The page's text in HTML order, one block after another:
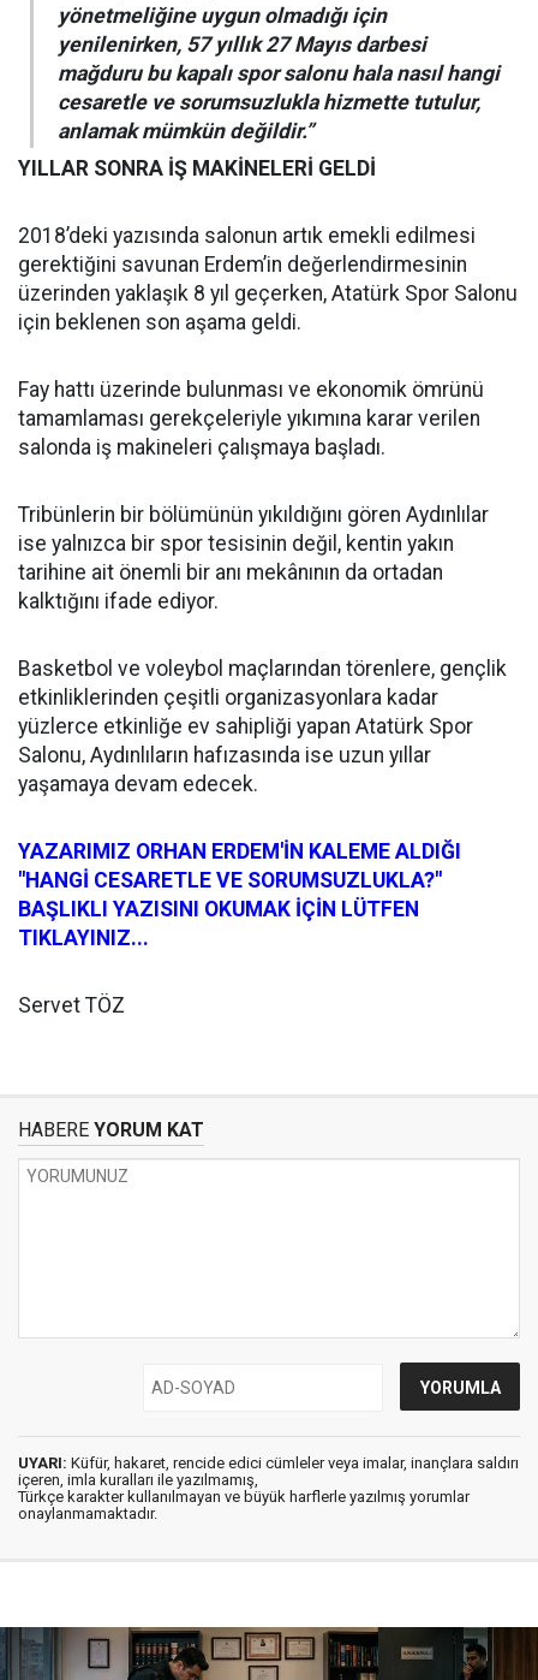
yönetmeliğine uygun olmadığı için
yenilenirken, 57 yıllık 27 Mayıs darbesi
mağduru bu kapalı spor salonu hala nasıl hangi
cesaretle ve sorumsuzlukla hizmette tutulur,
anlamak mümkün değildir.”
YILLAR SONRA İŞ MAKİNELERİ GELDİ
2018’deki yazısında salonun artık emekli edilmesi
gerektiğini savunan Erdem’in değerlendirmesinin
üzerinden yaklaşık 8 yıl geçerken, Atatürk Spor Salonu
için beklenen son aşama geldi.
Fay hattı üzerinde bulunması ve ekonomik ömrünü
tamamlaması gerekçeleriyle yıkımına karar verilen
salonda iş makineleri çalışmaya başladı.
Tribünlerin bir bölümünün yıkıldığını gören Aydınlılar
ise yalnızca bir spor tesisinin değil, kentin yakın
tarihine ait önemli bir anı mekânının da ortadan
kalktığını ifade ediyor.
Basketbol ve voleybol maçlarından törenlere, gençlik
etkinliklerinden çeşitli organizasyonlara kadar
yüzlerce etkinliğe ev sahipliği yapan Atatürk Spor
Salonu, Aydınlıların hafızasında ise uzun yıllar
yaşamaya devam edecek.
YAZARIMIZ ORHAN ERDEM'İN KALEME ALDIĞI
"HANGİ CESARETLE VE SORUMSUZLUKLA?"
BAŞLIKLI YAZISINI OKUMAK İÇİN LÜTFEN
TIKLAYINIZ...
Servet TÖZ
HABERE YORUM KAT
UYARI: Küfür, hakaret, rencide edici cümleler veya imalar, inançlara saldırı
içeren, imla kuralları ile yazılmamış,
Türkçe karakter kullanılmayan ve büyük harflerle yazılmış yorumlar
onaylanmamaktadır.